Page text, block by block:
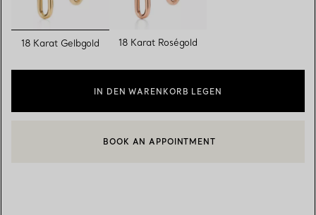
ausgewählt
18 Karat Gelbgold 18 Karat Roségold
IN DEN WARENKORB LEGEN
EINEN KUNDENBERATER KONTAKTIEREN ODER EINEN
BOOK AN APPOINTMENT